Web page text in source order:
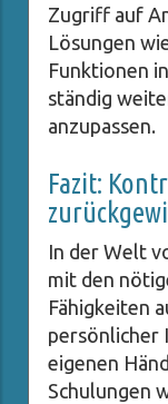
Zugriff auf
Lösungen
Funktionen
ständig
anzupassen.
Fazit:
In der Welt
mit den
Fähigkeiten
persönlicher
eigenen
Schulungen